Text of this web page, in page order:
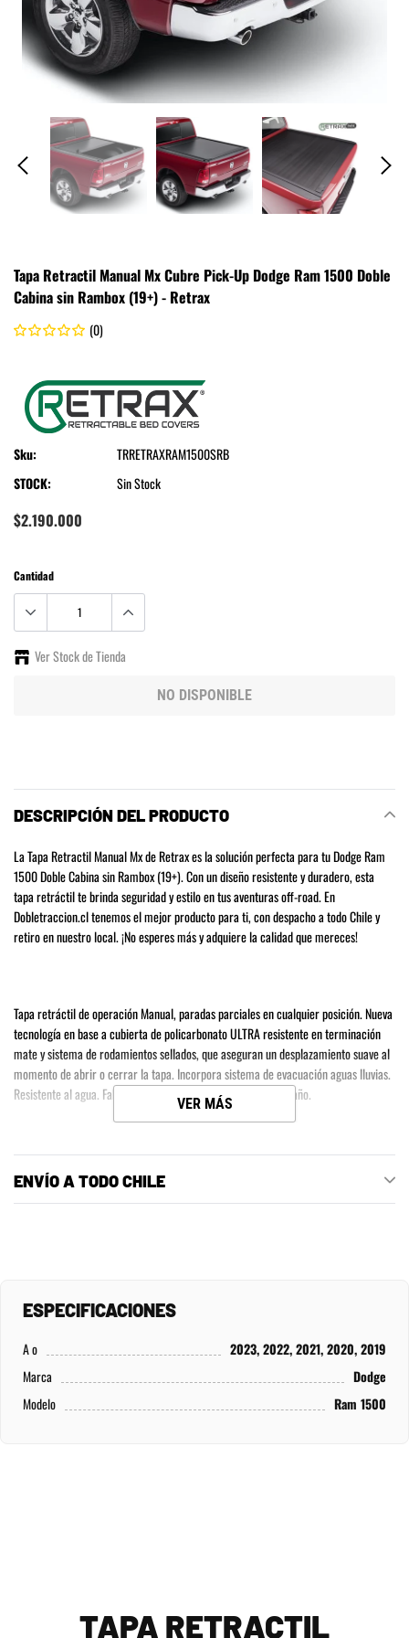
Tapa Retractil Manual Mx Cubre Pick-Up Dodge Ram 1500 Doble
Cabina sin Rambox (19+) - Retrax
(0)
Sku:
TRRETRAXRAM1500SRB
STOCK:
Sin Stock
$2.190.000
Cantidad
Ver Stock de Tienda
NO DISPONIBLE
tu
de
compra
DESCRIPCIÓN DEL PRODUCTO
La Tapa Retractil Manual Mx de Retrax es la solución perfecta para tu Dodge Ram
1500 Doble Cabina sin Rambox (19+). Con un diseño resistente y duradero, esta
tapa retráctil te brinda seguridad y estilo en tus aventuras off-road. En
Dobletraccion.cl tenemos el mejor producto para ti, con despacho a todo Chile y
retiro en nuestro local. ¡No esperes más y adquiere la calidad que mereces!
Tapa retráctil de operación Manual, paradas parciales en cualquier posición. Nueva
tecnología en base a cubierta de policarbonato ULTRA resistente en terminación
mate y sistema de rodamientos sellados, que aseguran un desplazamiento suave al
momento de abrir o cerrar la tapa. Incorpora sistema de evacuación aguas lluvias.
Resistente al agua. Fabricado y diseñado en USA - Garantía 1 año.
VER MÁS
ENVÍO A TODO CHILE
ESPECIFICACIONES
A o
2023, 2022, 2021, 2020, 2019
Marca
Dodge
Modelo
Ram 1500
TAPA RETRACTIL